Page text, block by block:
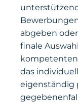
abgeben
finale
kompetenten
das
eigenständig